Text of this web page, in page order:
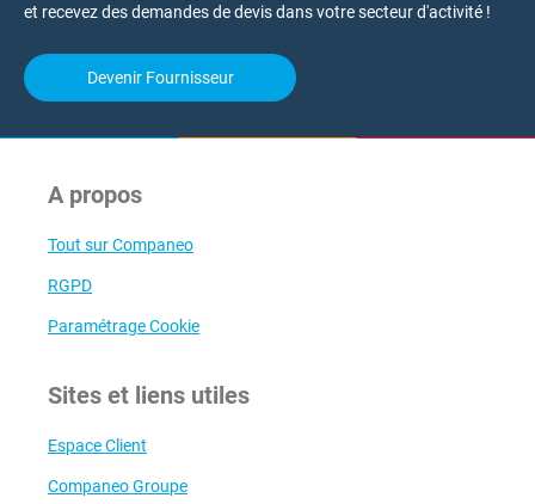
et recevez des demandes de devis dans votre secteur d'activité !
Devenir Fournisseur
A propos
Tout sur Companeo
RGPD
Paramétrage Cookie
Sites et liens utiles
Espace Client
Companeo Groupe